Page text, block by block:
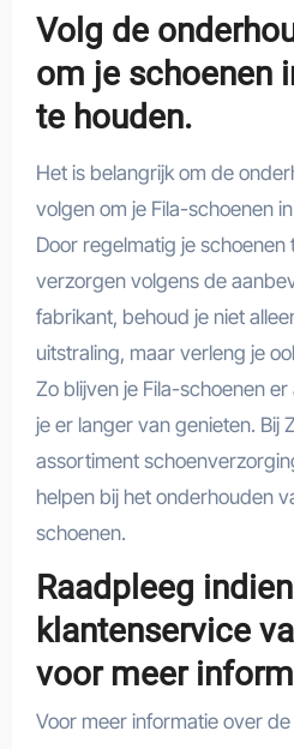
Volg de
om je schoenen
te houden.
Het is belangrijk om de
volgen om je Fila-schoenen
Door regelmatig je schoenen
verzorgen volgens de
fabrikant, behoud je niet
uitstraling, maar verleng je
Zo blijven je Fila-schoenen
je er langer van genieten. Bij
assortiment
helpen bij het onderhouden
schoenen.
Raadpleeg
klantenservice
voor meer
Voor meer informatie over